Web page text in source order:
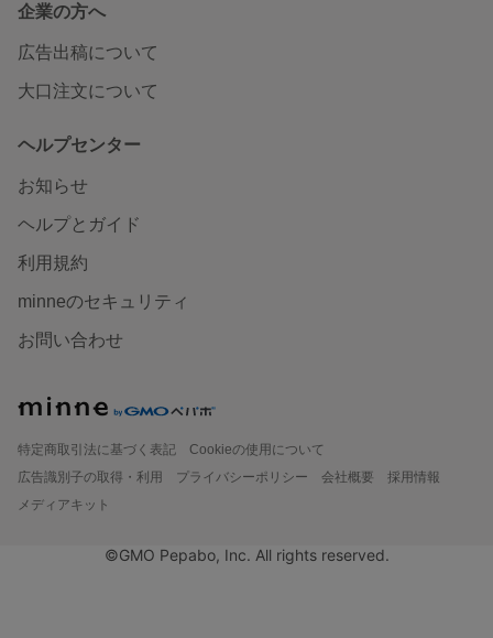
企業の方へ
広告出稿について
大口注文について
ヘルプセンター
お知らせ
ヘルプとガイド
利用規約
minneのセキュリティ
お問い合わせ
特定商取引法に基づく表記
Cookieの使用について
広告識別子の取得・利用
プライバシーポリシー 会社概要
採用情報
メディアキット
©GMO Pepabo, Inc. All rights reserved.